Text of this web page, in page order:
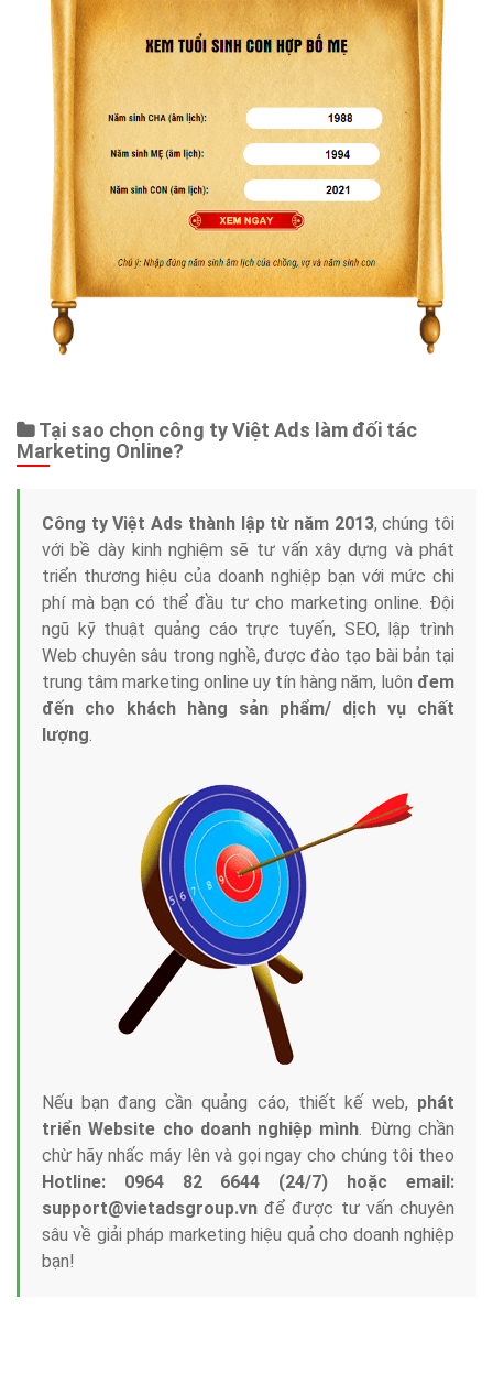
Tại sao chọn công ty Việt Ads làm đối tác
Marketing Online?
Công ty Việt Ads thành lập từ năm 2013, chúng tôi
với bề dày kinh nghiệm sẽ tư vấn xây dựng và phát
triển thương hiệu của doanh nghiệp bạn với mức chi
phí mà bạn có thể đầu tư cho marketing online. Đội
ngũ kỹ thuật quảng cáo trực tuyến, SEO, lập trình
Web chuyên sâu trong nghề, được đào tạo bài bản tại
trung tâm marketing online uy tín hàng năm, luôn đem
đến cho khách hàng sản phẩm/ dịch vụ chất
lượng.
Nếu bạn đang cần quảng cáo, thiết kế web, phát
triển Website cho doanh nghiệp mình. Đừng chần
chừ hãy nhấc máy lên và gọi ngay cho chúng tôi theo
Hotline: 0964 82 6644 (24/7) hoặc email:
support@vietadsgroup.vn để được tư vấn chuyên
sâu về giải pháp marketing hiệu quả cho doanh nghiệp
bạn!